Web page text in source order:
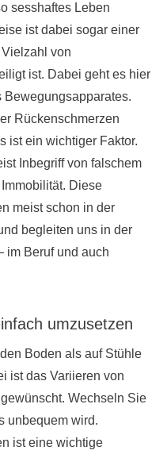
sesshaftes Leben
ist dabei sogar einer
von
ist. Dabei geht es hier
Bewegungsapparates.
Rückenschmerzen
ist ein wichtiger Faktor.
Inbegriff von falschem
Diese
meist schon in der
begleiten uns in der
im Beruf und auch
umzusetzen
Boden als auf Stühle
ist das Variieren von
Wechseln Sie
unbequem wird.
ist eine wichtige